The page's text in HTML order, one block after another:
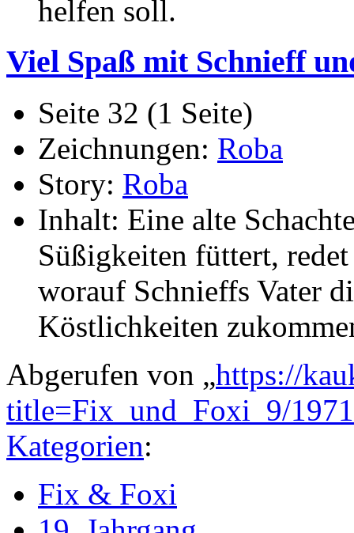
helfen soll.
Viel Spaß mit Schnieff
Seite 32 (1 Seite)
Zeichnungen: Roba
Story: Roba
Inhalt: Eine alte
Süßigkeiten füttert,
worauf Schnieffs Vater
Köstlichkeiten
Abgerufen von „https://
title=Fix_und_Foxi_9/
Kategorien:
Fix & Foxi